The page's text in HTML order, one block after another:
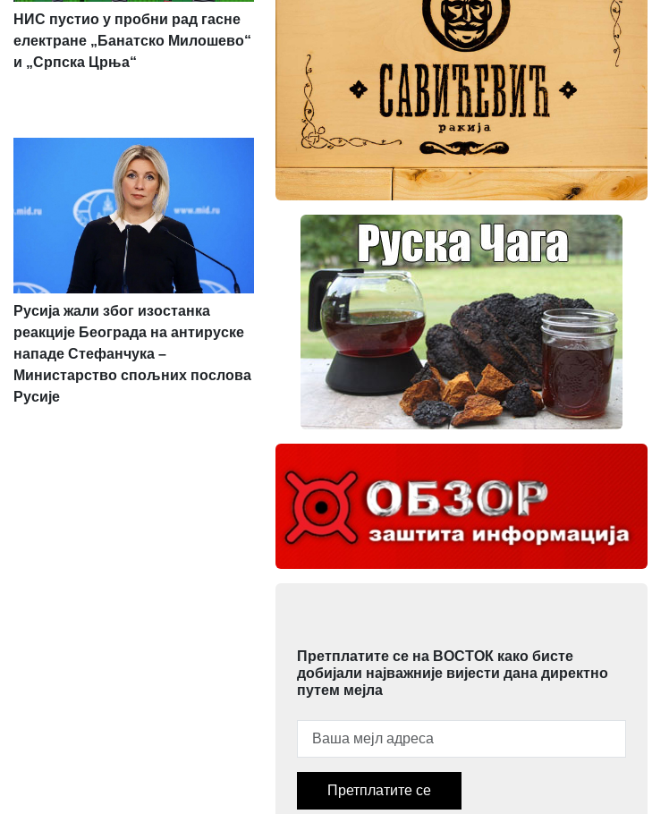
НИС пустио у пробни рад гасне
електране „Банатско Милошево“
и „Српска Црња“
Русија жали због изостанка
реакције Београда на антируске
нападе Стефанчука –
Министарство спољних послова
Русије
Претплатите се на ВОСТОК како бисте
добијали најважније вијести дана директно
путем мејла
Претплатите се